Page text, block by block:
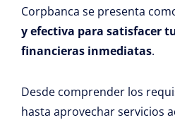
Corpbanca se presenta
y efectiva para satisfacer
financieras inmediatas.
Desde comprender los
hasta aprovechar servicios